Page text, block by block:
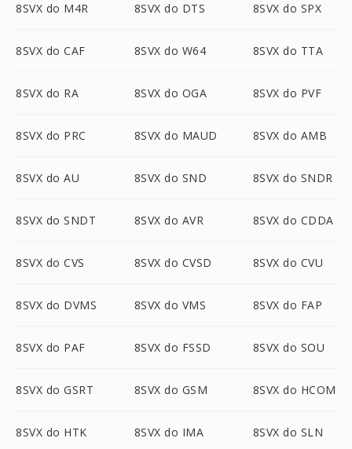
8SVX do M4R 8SVX do DTS 8SVX do SPX
8SVX do CAF 8SVX do W64 8SVX do TTA
8SVX do RA 8SVX do OGA 8SVX do PVF
8SVX do PRC 8SVX do MAUD 8SVX do AMB
8SVX do AU 8SVX do SND 8SVX do SNDR
8SVX do SNDT 8SVX do AVR 8SVX do CDDA
8SVX do CVS 8SVX do CVSD 8SVX do CVU
8SVX do DVMS 8SVX do VMS 8SVX do FAP
8SVX do PAF 8SVX do FSSD 8SVX do SOU
8SVX do GSRT 8SVX do GSM 8SVX do HCOM
8SVX do HTK 8SVX do IMA 8SVX do SLN